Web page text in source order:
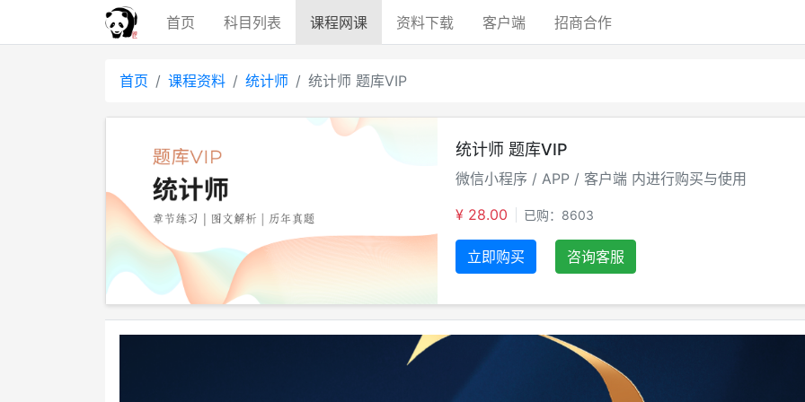
首页 科目列表 课程网课 资料下载 客户端 招商合作
首页 课程资料 统计师 统计师 题库VIP
统计师 题库VIP
微信小程序 / APP / 客户端 内进行购买与使用
¥ 28.00
已购：8603
立即购买 咨询客服